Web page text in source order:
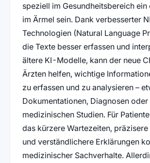
speziell im Gesundheitsbereich ein
im Ärmel sein. Dank verbesserter
Technologien (Natural Language
die Texte besser erfassen und
ältere KI-Modelle, kann der neue
Ärzten helfen, wichtige
zu erfassen und zu analysieren –
Dokumentationen, Diagnosen oder
medizinischen Studien. Für
das kürzere Wartezeiten, präzisere
und verständlichere Erklärungen
medizinischer Sachverhalte.